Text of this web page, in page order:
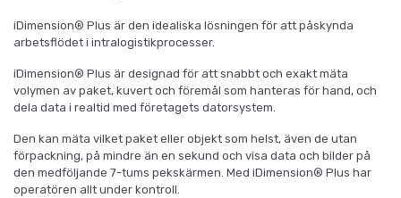
iDimension® Plus är den idealiska lösningen för att påskynda
arbetsflödet i intralogistikprocesser.
iDimension® Plus är designad för att snabbt och exakt mäta
volymen av paket, kuvert och föremål som hanteras för hand, och
dela data i realtid med företagets datorsystem.
Den kan mäta vilket paket eller objekt som helst, även de utan
förpackning, på mindre än en sekund och visa data och bilder på
den medföljande 7-tums pekskärmen. Med iDimension® Plus har
operatören allt under kontroll.